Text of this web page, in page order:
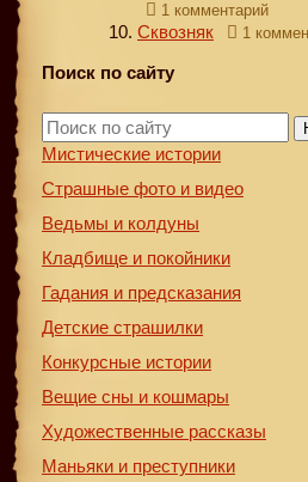
1 комментарий
Сквозняк 1
Поиск по сайту
Мистические истории
Страшные фото и видео
Ведьмы и колдуны
Кладбище и покойники
Гадания и предсказания
Детские страшилки
Конкурсные истории
Вещие сны и кошмары
Художественные рассказы
Маньяки и преступники